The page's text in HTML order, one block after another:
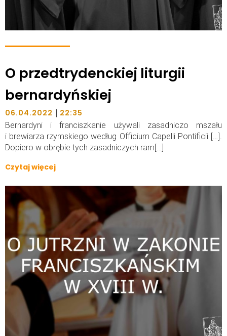
O przedtrydenckiej liturgii
bernardyńskiej
06.04.2022 | 22:35
Bernardyni i franciszkanie używali zasadniczo mszału
i brewiarza rzymskiego według Officium Capelli Pontificii […].
Dopiero w obrębie tych zasadniczych ram[…]
Czytaj więcej